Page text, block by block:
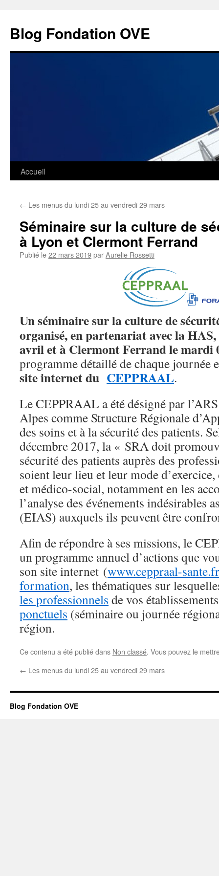
contenu
Blog Fondation OVE
Accueil
← Les menus du lundi 25 au vendredi 29 mars
Séminaire sur la culture de
à Lyon et Clermont Ferrand
Publié le22 mars 2019parAurelie Rossetti
Un séminaire sur la culture de
organisé, en partenariat avec la
avril et à Clermont Ferrand le mardi
programme détaillé de chaque journée
site internet du CEPPRAAL.
Le CEPPRAAL a été désigné par
Alpes comme Structure Régionale
des soins et à la sécurité des patients.
décembre 2017, la « SRA doit
sécurité des patients auprès des
soient leur lieu et leur mode d’exercice,
et médico-social, notamment en les
l’analyse des événements indésirables
(EIAS) auxquels ils peuvent être
Afin de répondre à ses missions, le
un programme annuel d’actions que
son site internet (www.ceppraal-sante.fr
formation, les thématiques sur
les professionnels de vos
ponctuels (séminaire ou journée
région.
Ce contenu a été publié dans Non classé. Vous pouvez le
← Les menus du lundi 25 au vendredi 29 mars
Blog Fondation OVE